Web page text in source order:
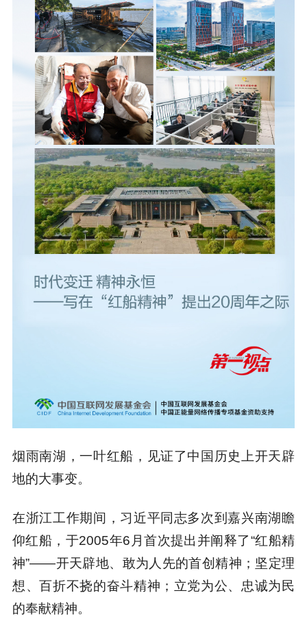
烟雨南湖，一叶红船，见证了中国历史上开天辟
地的大事变。
在浙江工作期间，习近平同志多次到嘉兴南湖瞻
仰红船，于2005年6月首次提出并阐释了“红船精
神”——开天辟地、敢为人先的首创精神；坚定理
想、百折不挠的奋斗精神；立党为公、忠诚为民
的奉献精神。